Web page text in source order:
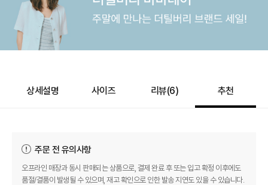
상세설명 사이즈 리뷰(6) 추천
주문 전 유의사항
오프라인 매장과 동시 판매되는 상품으로, 결제 완료 후 또는 입고 확정 이후에도
품절/결품이 발생될 수 있으며, 재고 확인으로 인한 발송 지연도 있을 수 있습니다.